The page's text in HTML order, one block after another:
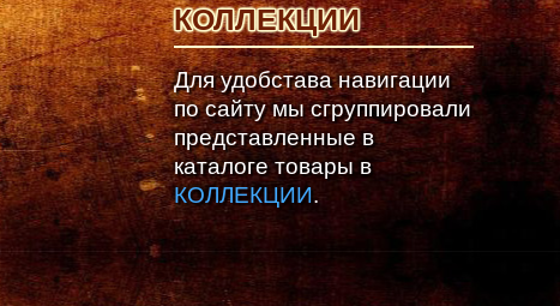
КОЛЛЕКЦИИ
Для удобстава навигации
по сайту мы сгруппировали
представленные в
каталоге товары в
КОЛЛЕКЦИИ.